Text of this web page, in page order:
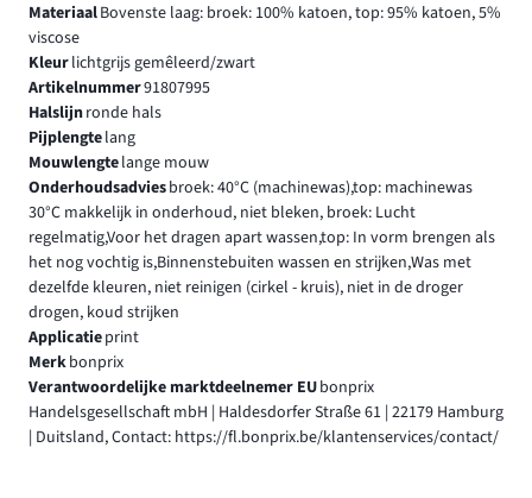
MateriaalBovenste laag: broek: 100% katoen, top: 95% katoen, 5%
viscose
Kleurlichtgrijs gemêleerd/zwart
Artikelnummer91807995
Halslijnronde hals
Pijplengtelang
Mouwlengtelange mouw
Onderhoudsadviesbroek: 40°C (machinewas),top: machinewas
30°C makkelijk in onderhoud, niet bleken, broek: Lucht
regelmatig,Voor het dragen apart wassen,top: In vorm brengen als
het nog vochtig is,Binnenstebuiten wassen en strijken,Was met
dezelfde kleuren, niet reinigen (cirkel - kruis), niet in de droger
drogen, koud strijken
Applicatieprint
Merkbonprix
Verantwoordelijke marktdeelnemer EUbonprix
Handelsgesellschaft mbH | Haldesdorfer Straße 61 | 22179 Hamburg
| Duitsland, Contact: https://fl.bonprix.be/klantenservices/contact/